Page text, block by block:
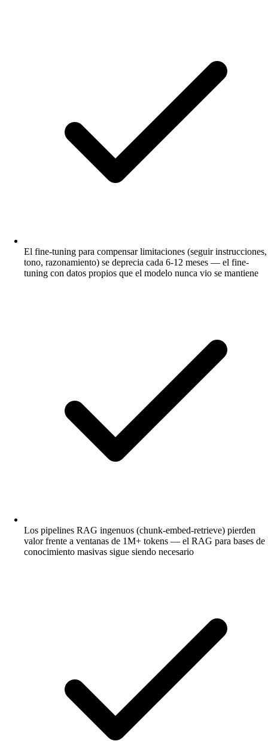
El fine-tuning para compensar limitaciones (seguir instrucciones,
tono, razonamiento) se deprecia cada 6-12 meses — el fine-
tuning con datos propios que el modelo nunca vio se mantiene
Los pipelines RAG ingenuos (chunk-embed-retrieve) pierden
valor frente a ventanas de 1M+ tokens — el RAG para bases de
conocimiento masivas sigue siendo necesario